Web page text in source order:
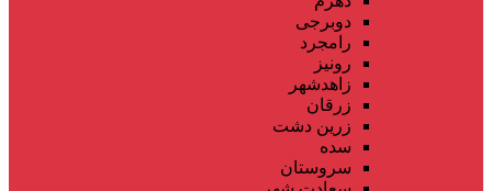
دوبرجی
رامجرد
رونیز
زاهدشهر
زرقان
زرین دشت
سده
سروستان